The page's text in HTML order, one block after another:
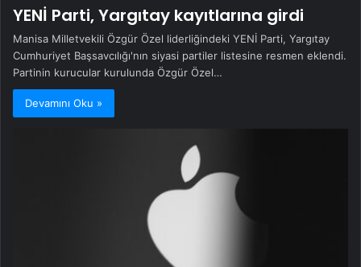
YENİ Parti, Yargıtay kayıtlarına girdi
Manisa Milletvekili Özgür Özel liderliğindeki YENİ Parti, Yargıtay
Cumhuriyet Başsavcılığı'nın siyasi partiler listesine resmen eklendi.
Partinin kurucular kurulunda Özgür Özel…
Devamını Oku »